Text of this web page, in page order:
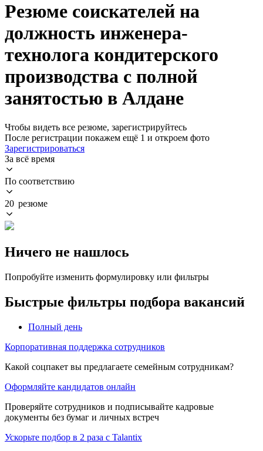
Резюме соискателей на
должность инженера-
технолога кондитерского
производства с полной
занятостью в Алдане
Чтобы видеть все резюме, зарегистрируйтесь
После регистрации покажем ещё 1 и откроем фото
Зарегистрироваться
За всё время
По соответствию
20 резюме
Ничего не нашлось
Попробуйте изменить формулировку или фильтры
Быстрые фильтры подбора вакансий
Полный день
Корпоративная поддержка сотрудников
Какой соцпакет вы предлагаете семейным сотрудникам?
Оформляйте кандидатов онлайн
Проверяйте сотрудников и подписывайте кадровые
документы без бумаг и личных встреч
Ускорьте подбор в 2 раза с Talantix